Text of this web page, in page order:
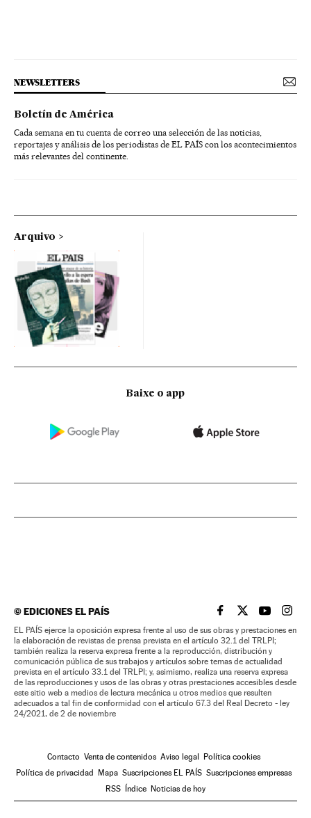
NEWSLETTERS
Boletín de América
Cada semana en tu cuenta de correo una selección de las noticias,
reportajes y análisis de los periodistas de EL PAÍS con los acontecimientos
más relevantes del continente.
Arquivo
Baixe o app
©EDICIONES EL PAÍS EL PAÍS BRASIL EN
EL PAÍSEL PAÍS
EL
EL PAÍS ejerce la oposición expresa frente al uso de sus obras y prestaciones en
la elaboración de revistas de prensa prevista en el artículo 32.1 del TRLPI;
también realiza la reserva expresa frente a la reproducción, distribución y
comunicación pública de sus trabajos y artículos sobre temas de actualidad
prevista en el artículo 33.1 del TRLPI; y, asimismo, realiza una reserva expresa
de las reproducciones y usos de las obras y otras prestaciones accesibles desde
este sitio web a medios de lectura mecánica u otros medios que resulten
adecuados a tal fin de conformidad con el artículo 67.3 del Real Decreto - ley
24/2021, de 2 de noviembre
Contacto Venta de contenidos Aviso legal
Política cookies
Política de privacidad
Mapa Suscripciones EL PAÍS Suscripciones empresas
RSS
Índice Noticias de hoy